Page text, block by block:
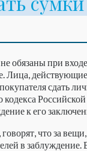
обязаны при
Лица,
сдать
кодекса
к его
что за
в заблуждение.